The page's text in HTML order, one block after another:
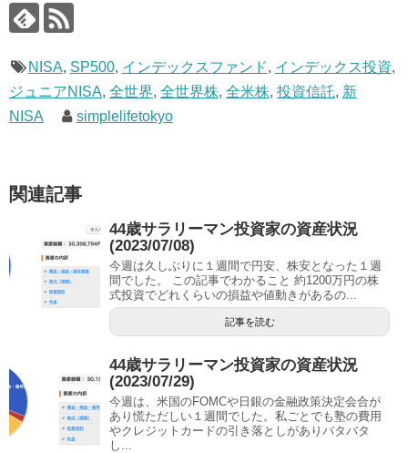
NISA, SP500, インデックスファンド, インデックス投資,
ジュニアNISA, 全世界, 全世界株, 全米株, 投資信託, 新
NISA
simplelifetokyo
関連記事
44歳サラリーマン投資家の資産状況
(2023/07/08)
今週は久しぶりに１週間で円安、株安となった１週
間でした。 この記事でわかること 約1200万円の株
式投資でどれくらいの損益や値動きがあるの...
記事を読む
44歳サラリーマン投資家の資産状況
(2023/07/29)
今週は、米国のFOMCや日銀の金融政策決定会合が
あり慌ただしい１週間でした。私ごとでも塾の費用
やクレジットカードの引き落としがありバタバタ
し...